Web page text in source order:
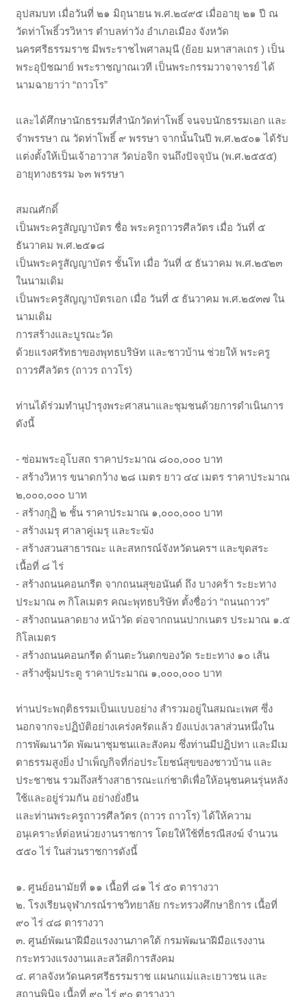
อุปสมบท เมื่อวันที่ ๒๑ มิถุนายน พ.ศ.๒๔๙๕ เมื่ออายุ ๒๑ ปี ณ
วัดท่าโพธิ์วรวิหาร ตำบลท่าวัง อำเภอเมือง จังหวัด
นครศรีธรรมราช มีพระราชไพศาลมุนี (ย้อย มหาสาลเถร ) เป็น
พระอุปัชฌาย์ พระราชญาณเวที เป็นพระกรรมวาจาจารย์ ได้
นามฉายาว่า “ถาวโร”
และได้ศึกษานักธรรมที่สำนักวัดท่าโพธิ์ จนจบนักธรรมเอก และ
จำพรรษา ณ วัดท่าโพธิ์ ๙ พรรษา จากนั้นในปี พ.ศ.๒๕๐๑ ได้รับ
แต่งตั้งให้เป็นเจ้าอาวาส วัดบ่อจิก จนถึงปัจจุบัน (พ.ศ.๒๕๕๕)
อายุทางธรรม ๖๓ พรรษา
สมณศักดิ์
เป็นพระครูสัญญาบัตร ชื่อ พระครูถาวรศีลวัตร เมื่อ วันที่ ๕
ธันวาคม พ.ศ.๒๕๑๘
เป็นพระครูสัญญาบัตร ชั้นโท เมื่อ วันที่ ๕ ธันวาคม พ.ศ.๒๕๒๓
ในนามเดิม
เป็นพระครูสัญญาบัตรเอก เมื่อ วันที่ ๕ ธันวาคม พ.ศ.๒๕๓๗ ใน
นามเดิม
การสร้างและบูรณะวัด
ด้วยแรงศรัทธาของพุทธบริษัท และชาวบ้าน ช่วยให้ พระครู
ถาวรศีลวัตร (ถาวร ถาวโร)
ท่านได้ร่วมทำนุบำรุงพระศาสนาและชุมชนด้วยการดำเนินการ
ดังนี้
- ซ่อมพระอุโบสถ ราคาประมาณ ๘๐๐,๐๐๐ บาท
- สร้างวิหาร ขนาดกว้าง ๒๘ เมตร ยาว ๔๔ เมตร ราคาประมาณ
๒,๐๐๐,๐๐๐ บาท
- สร้างกุฏิ ๒ ชั้น ราคาประมาณ ๑,๐๐๐,๐๐๐ บาท
- สร้างเมรุ ศาลาคู่เมรุ และระฆัง
- สร้างสวนสาธารณะ และสหกรณ์จังหวัดนครฯ และขุดสระ
เนื้อที่ ๘ ไร่
- สร้างถนนคอนกรีต จากถนนสุขอนันต์ ถึง บางคร้า ระยะทาง
ประมาณ ๓ กิโลเมตร คณะพุทธบริษัท ตั้งชื่อว่า “ถนนถาวร”
- สร้างถนนลาดยาง หน้าวัด ต่อจากถนนปากเนตร ประมาณ ๑.๕
กิโลเมตร
- สร้างถนนคอนกรีต ด้านตะวันตกของวัด ระยะทาง ๑๐ เส้น
- สร้างซุ้มประตู ราคาประมาณ ๑,๐๐๐,๐๐๐ บาท
ท่านประพฤติธรรมเป็นแบบอย่าง สำรวมอยู่ในสมณะเพศ ซึ่ง
นอกจากจะปฏิบัติอย่างเคร่งครัดแล้ว ยังแบ่งเวลาส่วนหนึ่งใน
การพัฒนาวัด พัฒนาชุมชนและสังคม ซึ่งท่านมีปฏิปทา และมีเม
ตาธรรมสูงยิ่ง บำเพ็ญกิจที่ก่อประโยชน์สุขของชาวบ้าน และ
ประชาชน รวมถึงสร้างสาธารณะแก่ชาติเพื่อให้อนุชนคนรุ่นหลัง
ใช้และอยู่ร่วมกัน อย่างยั่งยืน
และท่านพระครูถาวรศีลวัตร (ถาวร ถาวโร) ได้ให้ความ
อนุเคราะห์ต่อหน่วยงานราชการ โดยให้ใช้ที่ธรณีสงฆ์ จำนวน
๕๕๐ ไร่ ในส่วนราชการดังนี้
๑. ศูนย์อนามัยที่ ๑๑ เนื้อที่ ๘๑ ไร่ ๕๐ ตารางวา
๒. โรงเรียนจุฬาภรณ์ราชวิทยาลัย กระทรวงศึกษาธิการ เนื้อที่
๙๐ ไร่ ๔๘ ตารางวา
๓. ศูนย์พัฒนาฝีมือแรงงานภาคใต้ กรมพัฒนาฝีมือแรงงาน
กระทรวงแรงงานและสวัสดิการสังคม
๔. ศาลจังหวัดนครศรีธรรมราช แผนกแม่และเยาวชน และ
สถานพินิจ เนื้อที่ ๙๐ ไร่ ๙๐ ตารางวา